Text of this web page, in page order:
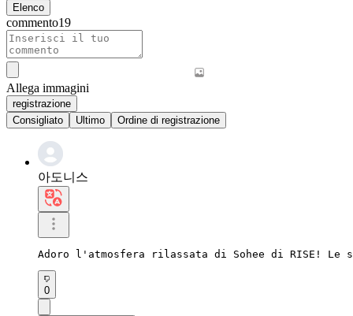
Elenco
commento19
Allega immagini
registrazione
Consigliato
Ultimo Ordine di registrazione
아도니스
Adoro l'atmosfera rilassata di Sohee di RISE! Le
0